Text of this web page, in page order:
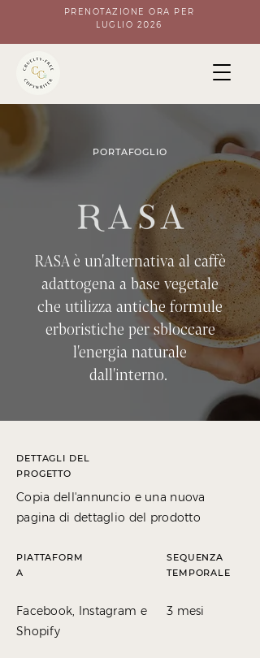
PRENOTAZIONE ORA PER
LUGLIO 2026
PORTAFOGLIO
RASA è un'alternativa al caffè
adattogena a base vegetale
che utilizza antiche formule
erboristiche per sbloccare
l'energia naturale
dall'interno.
DETTAGLI DEL
PROGETTO
Copia dell'annuncio e una nuova
pagina di dettaglio del prodotto
PIATTAFORM
A
Facebook, Instagram e
Shopify
SEQUENZA
TEMPORALE
3 mesi